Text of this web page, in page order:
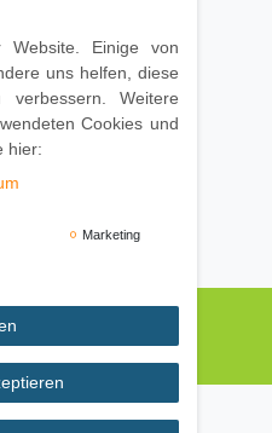
Website. Einige von
uns helfen, diese
Weitere
Cookies und
hier:
Marketing